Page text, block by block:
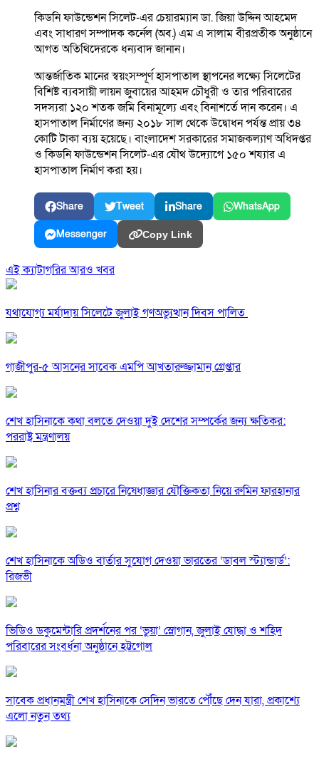
কিডনি ফাউন্ডেশন সিলেট-এর চেয়ারম্যান ডা. জিয়া উদ্দিন আহমেদ
এবং সাধারণ সম্পাদক কর্নেল (অব.) এম এ সালাম বীরপ্রতীক অনুষ্ঠানে
আগত অতিথিদেরকে ধন্যবাদ জানান।
আন্তর্জাতিক মানের স্বয়ংসম্পূর্ণ হাসপাতাল স্থাপনের লক্ষ্যে সিলেটের
বিশিষ্ট ব্যবসায়ী লায়ন জুবায়ের আহমদ চৌধুরী ও তার পরিবারের
সদস্যরা ১২০ শতক জমি বিনামূল্যে এবং বিনাশর্তে দান করেন। এ
হাসপাতাল নির্মাণের জন্য ২০১৮ সাল থেকে উদ্বোধন পর্যন্ত প্রায় ৩৪
কোটি টাকা ব্যয় হয়েছে। বাংলাদেশ সরকারের সমাজকল্যাণ অধিদপ্তর
ও কিডনি ফাউন্ডেশন সিলেট-এর যৌথ উদ্যোগে ১৫০ শয্যার এ
হাসপাতাল নির্মাণ করা হয়।
Share Tweet Share WhatsApp
Messenger Copy Link
এই ক্যাটাগরির আরও খবর
যথাযোগ্য মর্যাদায় সিলেটে জুলাই গণঅভ্যুত্থান দিবস পালিত
গাজীপুর-৫ আসনের সাবেক এমপি আখতারুজ্জামান গ্রেপ্তার
শেখ হাসিনাকে কথা বলতে দেওয়া দুই দেশের সম্পর্কের জন্য ক্ষতিকর:
পররাষ্ট্র মন্ত্রণালয়
শেখ হাসিনার বক্তব্য প্রচারে নিষেধাজ্ঞার যৌক্তিকতা নিয়ে রুমিন ফারহানার
প্রশ্ন
শেখ হাসিনাকে অডিও বার্তার সুযোগ দেওয়া ভারতের ‘ডাবল স্ট্যান্ডার্ড’:
রিজভী
ভিডিও ডকুমেন্টারি প্রদর্শনের পর ‘ভুয়া’ স্লোগান, জুলাই যোদ্ধা ও শহিদ
পরিবারের সংবর্ধনা অনুষ্ঠানে হট্টগোল
সাবেক প্রধানমন্ত্রী শেখ হাসিনাকে সেদিন ভারতে পৌঁছে দেন যারা, প্রকাশ্যে
এলো নতুন তথ্য